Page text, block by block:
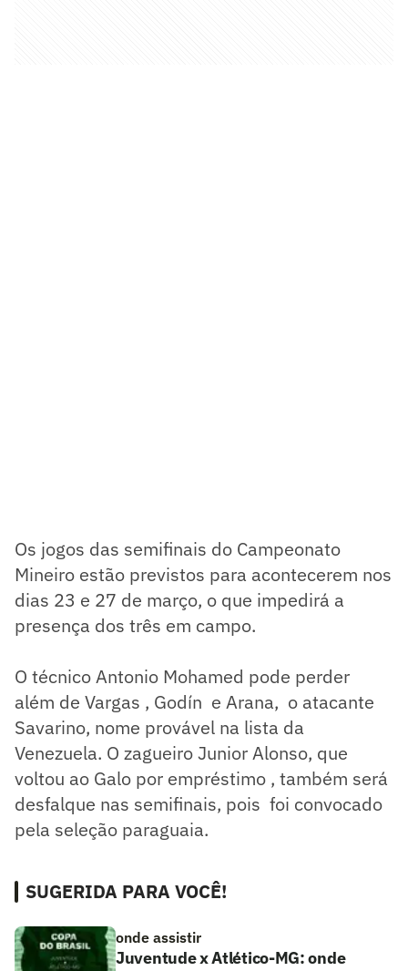
Os jogos das semifinais do Campeonato
Mineiro estão previstos para acontecerem nos
dias 23 e 27 de março, o que impedirá a
presença dos três em campo.
O técnico Antonio Mohamed pode perder
além de Vargas , Godín e Arana, o atacante
Savarino, nome provável na lista da
Venezuela. O zagueiro Junior Alonso, que
voltou ao Galo por empréstimo , também será
desfalque nas semifinais, pois foi convocado
pela seleção paraguaia.
SUGERIDA PARA VOCÊ!
onde assistir
Juventude x Atlético-MG: onde